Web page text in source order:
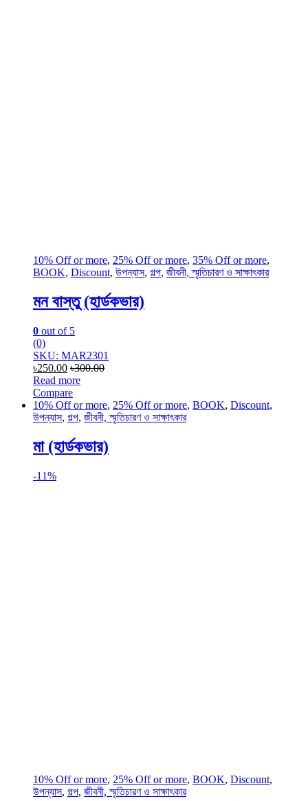
10% Off or more, 25% Off or more, 35% Off or more,
BOOK, Discount, উপন্যাস, গল্প, জীবনী, স্মৃতিচারণ ও সাক্ষাৎকার
মন বাস্তু (হার্ডকভার)
0 out of 5
(0)
SKU: MAR2301
৳250.00 ৳300.00
Read more
Compare
10% Off or more, 25% Off or more, BOOK, Discount,
উপন্যাস, গল্প, জীবনী, স্মৃতিচারণ ও সাক্ষাৎকার
মা (হার্ডকভার)
-11%
10% Off or more, 25% Off or more, BOOK, Discount,
উপন্যাস, গল্প, জীবনী, স্মৃতিচারণ ও সাক্ষাৎকার